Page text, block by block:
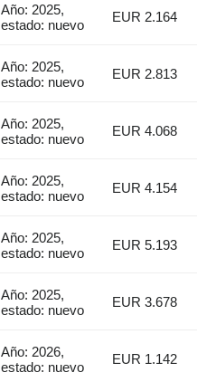
Año: 2025,
estado: nuevo
EUR 2.164
Año: 2025,
estado: nuevo
EUR 2.813
Año: 2025,
estado: nuevo
EUR 4.068
Año: 2025,
estado: nuevo
EUR 4.154
Año: 2025,
estado: nuevo
EUR 5.193
Año: 2025,
estado: nuevo
EUR 3.678
Año: 2026,
estado: nuevo
EUR 1.142